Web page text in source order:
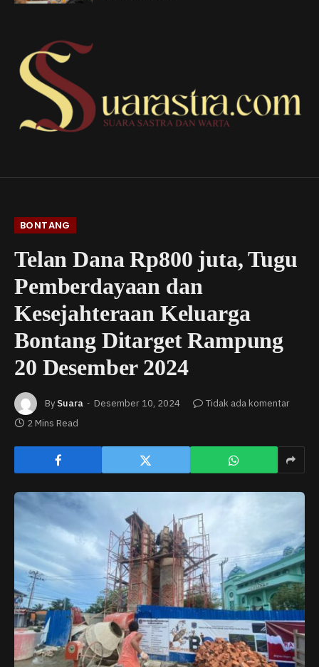
BONTANG
Telan Dana Rp800 juta, Tugu
Pemberdayaan dan
Kesejahteraan Keluarga
Bontang Ditarget Rampung
20 Desember 2024
By Suara Desember 10, 2024
Tidak ada komentar
2 Mins Read